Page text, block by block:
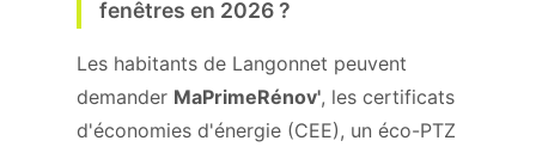
fenêtres en 2026 ?
Les habitants de Langonnet peuvent
demander MaPrimeRénov', les certificats
d'économies d'énergie (CEE), un éco-PTZ